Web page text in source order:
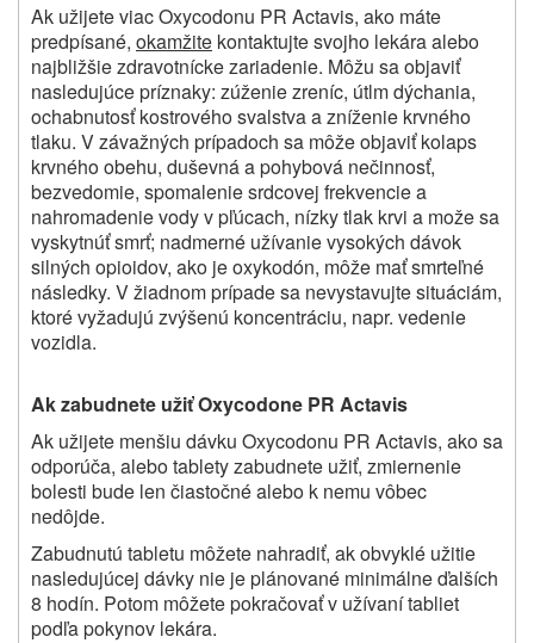
Ak užijete viac Oxycodonu PR Actavis, ako máte
predpísané, okamžite kontaktujte svojho lekára alebo
najbližšie zdravotnícke zariadenie. Môžu sa objaviť
nasledujúce príznaky: zúženie zreníc, útlm dýchania,
ochabnutosť kostrového svalstva a zníženie krvného
tlaku. V závažných prípadoch sa môže objaviť kolaps
krvného obehu, duševná a pohybová nečinnosť,
bezvedomie, spomalenie srdcovej frekvencie a
nahromadenie vody v pľúcach, nízky tlak krvi a može sa
vyskytnúť smrť; nadmerné užívanie vysokých dávok
silných opioidov, ako je oxykodón, môže mať smrteľné
následky. V žiadnom prípade sa nevystavujte situáciám,
ktoré vyžadujú zvýšenú koncentráciu, napr. vedenie
vozidla.
Ak zabudnete užiť Oxycodone PR Actavis
Ak užijete menšiu dávku Oxycodonu PR Actavis, ako sa
odporúča, alebo tablety zabudnete užiť, zmiernenie
bolesti bude len čiastočné alebo k nemu vôbec
nedôjde.
Zabudnutú tabletu môžete nahradiť, ak obvyklé užitie
nasledujúcej dávky nie je plánované minimálne ďalších
8 hodín. Potom môžete pokračovať v užívaní tabliet
podľa pokynov lekára.